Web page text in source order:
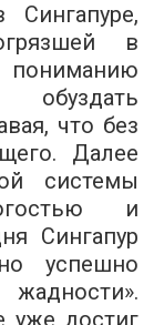
в
обуздать
что без
Далее
системы
и
Сингапур
успешно
жадности».
уже достиг